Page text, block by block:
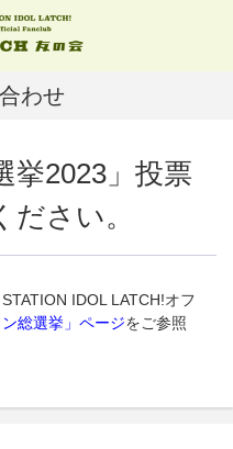
わせ
挙2023」投票
さい。
IDOL LATCH!オフ
ン総選挙」ページをご参照